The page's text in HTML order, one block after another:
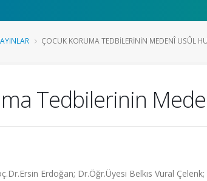
ÇOCUK KORUMA TEDBILERININ MEDENÎ USÛL
Tedbilerinin
Erdoğan; Dr.Öğr.Üyesi Belkıs Vural